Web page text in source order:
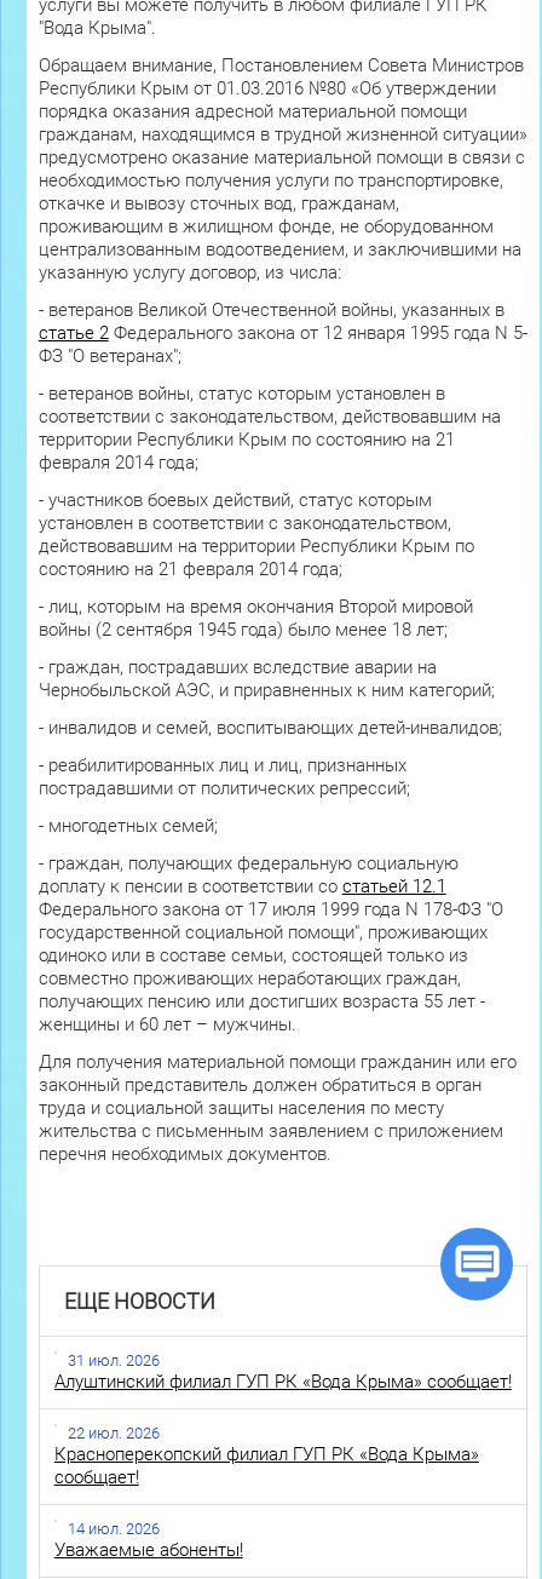
услуги вы можете получить в любом филиале ГУП РК
"Вода Крыма".
Обращаем внимание, Постановлением Совета Министров
Республики Крым от 01.03.2016 №80 «Об утверждении
порядка оказания адресной материальной помощи
гражданам, находящимся в трудной жизненной ситуации»
предусмотрено оказание материальной помощи в связи с
необходимостью получения услуги по транспортировке,
откачке и вывозу сточных вод, гражданам,
проживающим в жилищном фонде, не оборудованном
централизованным водоотведением, и заключившими на
указанную услугу договор, из числа:
- ветеранов Великой Отечественной войны, указанных в
статье 2Федерального закона от 12 января 1995 года N 5-
ФЗ "О ветеранах";
- ветеранов войны, статус которым установлен в
соответствии с законодательством, действовавшим на
территории Республики Крым по состоянию на 21
февраля 2014 года;
- участников боевых действий, статус которым
установлен в соответствии с законодательством,
действовавшим на территории Республики Крым по
состоянию на 21 февраля 2014 года;
- лиц, которым на время окончания Второй мировой
войны (2 сентября 1945 года) было менее 18 лет;
- граждан, пострадавших вследствие аварии на
Чернобыльской АЭС, и приравненных к ним категорий;
- инвалидов и семей, воспитывающих детей-инвалидов;
- реабилитированных лиц и лиц, признанных
пострадавшими от политических репрессий;
- многодетных семей;
- граждан, получающих федеральную социальную
доплату к пенсии в соответствии со статьей 12.1
Федерального закона от 17 июля 1999 года N 178-ФЗ "О
государственной социальной помощи", проживающих
одиноко или в составе семьи, состоящей только из
совместно проживающих неработающих граждан,
получающих пенсию или достигших возраста 55 лет -
женщины и 60 лет – мужчины.
Для получения материальной помощи гражданин или его
законный представитель должен обратиться в орган
труда и социальной защиты населения по месту
жительства с письменным заявлением с приложением
перечня необходимых документов.
ЕЩЕ НОВОСТИ
31 июл. 2026
Алуштинский филиал ГУП РК «Вода Крыма» сообщает!
22 июл. 2026
Красноперекопский филиал ГУП РК «Вода Крыма»
сообщает!
14 июл. 2026
Уважаемые абоненты!